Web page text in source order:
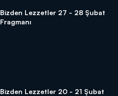
Bizden Lezzetler 27 - 28 Şubat
Fragmanı
Bizden Lezzetler 20 - 21 Şubat